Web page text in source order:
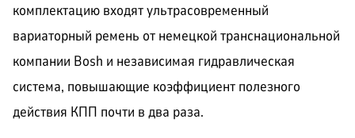
комплектацию входят ультрасовременный
вариаторный ремень от немецкой транснациональной
компании Bosh и независимая гидравлическая
система, повышающие коэффициент полезного
действия КПП почти в два раза.